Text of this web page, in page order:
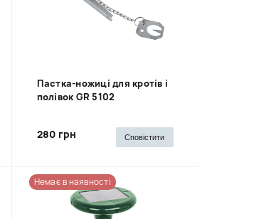
Пастка-ножиці для кротів і
полівок GR 5102
280 грн Сповістити
Немає в наявності